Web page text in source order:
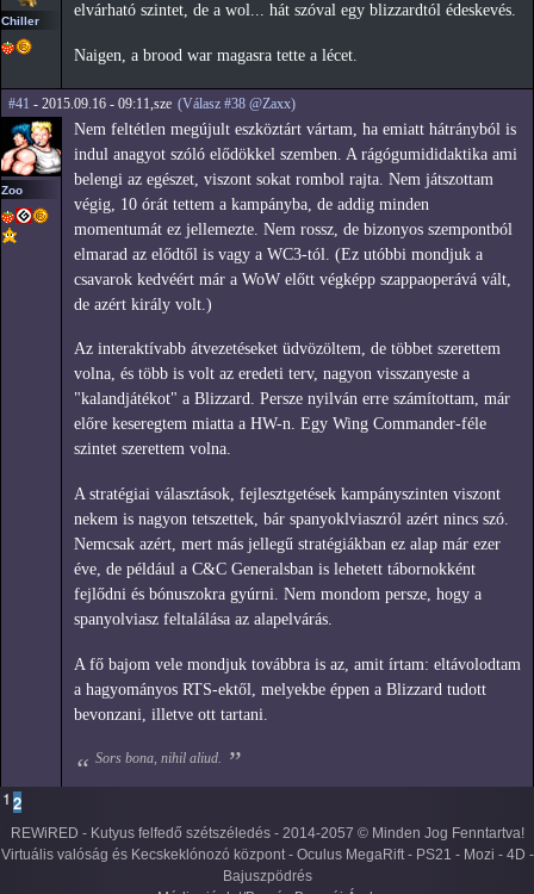
Chiller
elvárható szintet, de a wol... hát szóval egy blizzardtól édeskevés.
Naigen, a brood war magasra tette a lécet.
#41 - 2015.09.16 - 09:11,sze (Válasz #38 @Zaxx)
Zoo
Nem feltétlen megújult eszköztárt vártam, ha emiatt hátrányból is
indul anagyot szóló elődökkel szemben. A rágógumididaktika ami
belengi az egészet, viszont sokat rombol rajta. Nem játszottam
végig, 10 órát tettem a kampányba, de addig minden
momentumát ez jellemezte. Nem rossz, de bizonyos szempontból
elmarad az elődtől is vagy a WC3-tól. (Ez utóbbi mondjuk a
csavarok kedvéért már a WoW előtt végképp szappaoperává vált,
de azért király volt.)
Az interaktívabb átvezetéseket üdvözöltem, de többet szerettem
volna, és több is volt az eredeti terv, nagyon visszanyeste a
"kalandjátékot" a Blizzard. Persze nyilván erre számítottam, már
előre keseregtem miatta a HW-n. Egy Wing Commander-féle
szintet szerettem volna.
A stratégiai választások, fejlesztgetések kampányszinten viszont
nekem is nagyon tetszettek, bár spanyoklviaszról azért nincs szó.
Nemcsak azért, mert más jellegű stratégiákban ez alap már ezer
éve, de például a C&C Generalsban is lehetett tábornokként
fejlődni és bónuszokra gyúrni. Nem mondom persze, hogy a
spanyolviasz feltalálása az alapelvárás.
A fő bajom vele mondjuk továbbra is az, amit írtam: eltávolodtam
a hagyományos RTS-ektől, melyekbe éppen a Blizzard tudott
bevonzani, illetve ott tartani.
Sors bona, nihil aliud.
1 2
REWiRED - Kutyus felfedő szétszéledés - 2014-2057 © Minden Jog Fenntartva!
Virtuális valóság és Kecskeklónozó központ - Oculus MegaRift - PS21 - Mozi - 4D -
Bajuszpödrés